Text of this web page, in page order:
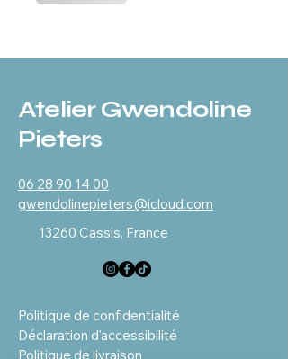
Atelier Gwendoline
Pieters
06 28 90 14 00
gwendolinepieters@icloud.com
13260 Cassis, France
Politique de confidentialité
Déclaration d'accessibilité
Politique de livraison